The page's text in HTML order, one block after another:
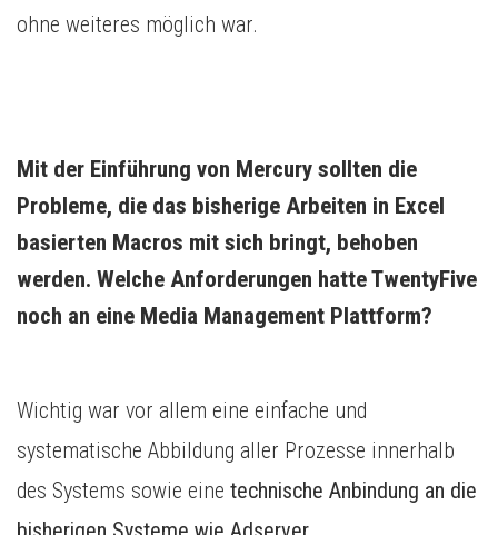
ohne weiteres möglich war.
Mit der Einführung von Mercury sollten die
Probleme, die das bisherige Arbeiten in Excel
basierten Macros mit sich bringt, behoben
werden. Welche Anforderungen hatte TwentyFive
noch an eine Media Management Plattform?
Wichtig war vor allem eine einfache und
systematische Abbildung aller Prozesse innerhalb
des Systems sowie eine technische Anbindung an die